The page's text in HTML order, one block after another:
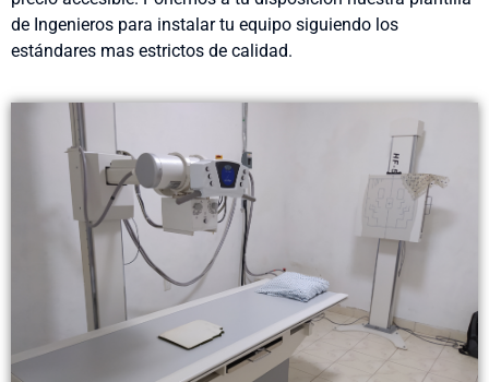
de Ingenieros para instalar tu equipo siguiendo los
estándares mas estrictos de calidad.